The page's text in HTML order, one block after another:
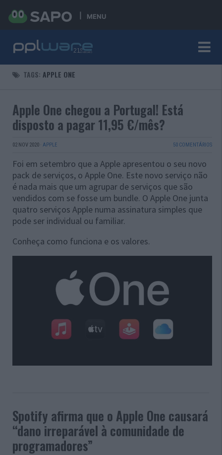
MENU
TAGS: APPLE ONE
Apple One chegou a Portugal! Está
disposto a pagar 11,95 €/mês?
02 NOV 2020 · APPLE 50 COMENTÁRIOS
Foi em setembro que a Apple apresentou o seu novo
pack de serviços, o Apple One. Este novo serviço não
é nada mais que um agrupar de serviços que são
vendidos com se fosse um bundle. O Apple One junta
quatro serviços Apple numa assinatura simples que
pode ser individual ou familiar.
Conheça como funciona e os valores.
Spotify afirma que o Apple One causará
“dano irreparável à comunidade de
programadores”